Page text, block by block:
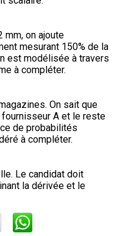
mm, on ajoute
mesurant 150% de la
est modélisée à travers
à compléter.
On sait que
A et le reste
de probabilités
à compléter.
Le candidat doit
la dérivée et le